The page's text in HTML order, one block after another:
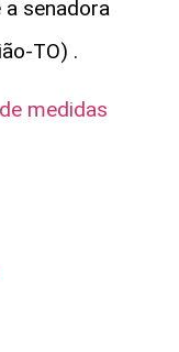
a senadora
TO) .
medidas